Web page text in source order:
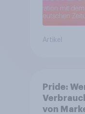
Artikel
Pride:
von